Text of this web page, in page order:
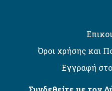
Όροι χρήσης και
Εγγραφή